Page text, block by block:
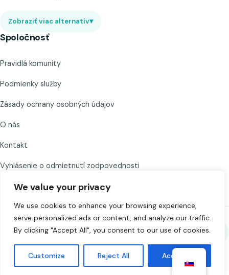
We value your privacy
We use cookies to enhance your browsing experience,
serve personalized ads or content, and analyze our traffic.
By clicking "Accept All", you consent to our use of cookies.
Customize Reject All Accept All
Zobraziť viac alternatív▾
Spoločnosť
Pravidlá komunity
Podmienky služby
Zásady ochrany osobných údajov
O nás
Kontakt
Vyhlásenie o odmietnutí zodpovednosti
Zdieľať Chat to Strangers
Chat to Strangers — Vytvorené s . Chatujte zodpovedne. 18+.